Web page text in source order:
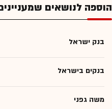
הוספה לנושאים
בנק ישראל
בנקים בישראל
משה גפני